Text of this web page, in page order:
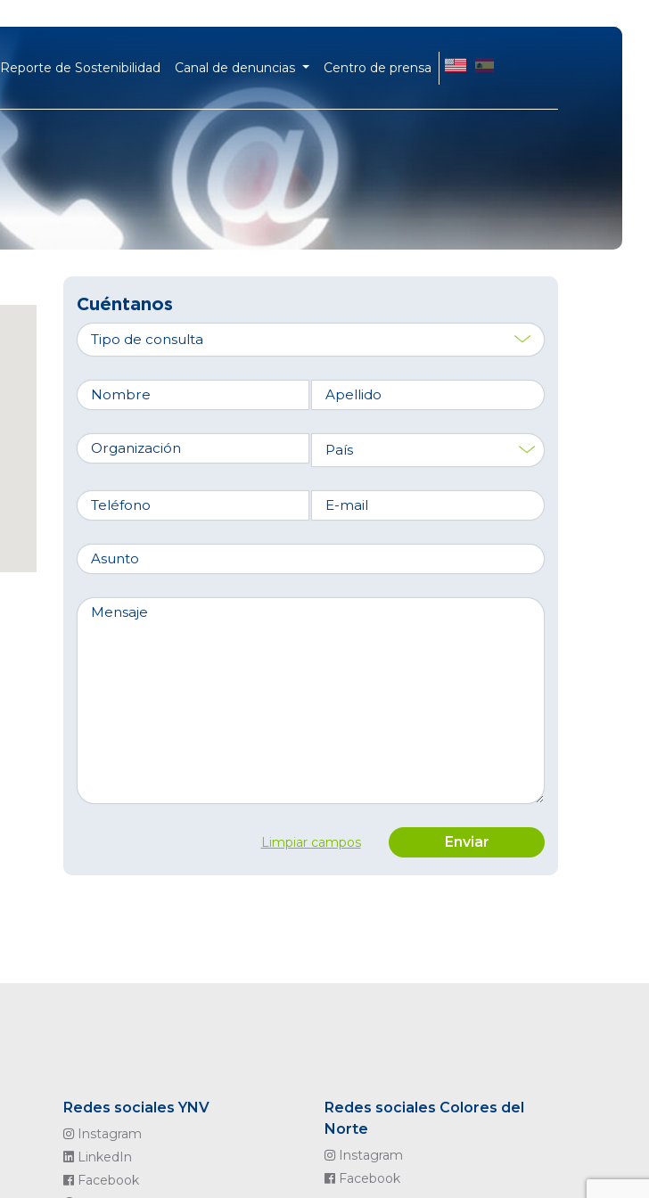
Reporte de Sostenibilidad Canal de denuncias Centro de prensa EN ES
Cuéntanos
Tipo de consulta
Nombre Apellido
Organización País
Teléfono E-mail
Asunto
Mensaje
Limpiar campos
Redes sociales YNV
Instagram
LinkedIn
Facebook
Redes sociales Colores del
Norte
Instagram
Facebook